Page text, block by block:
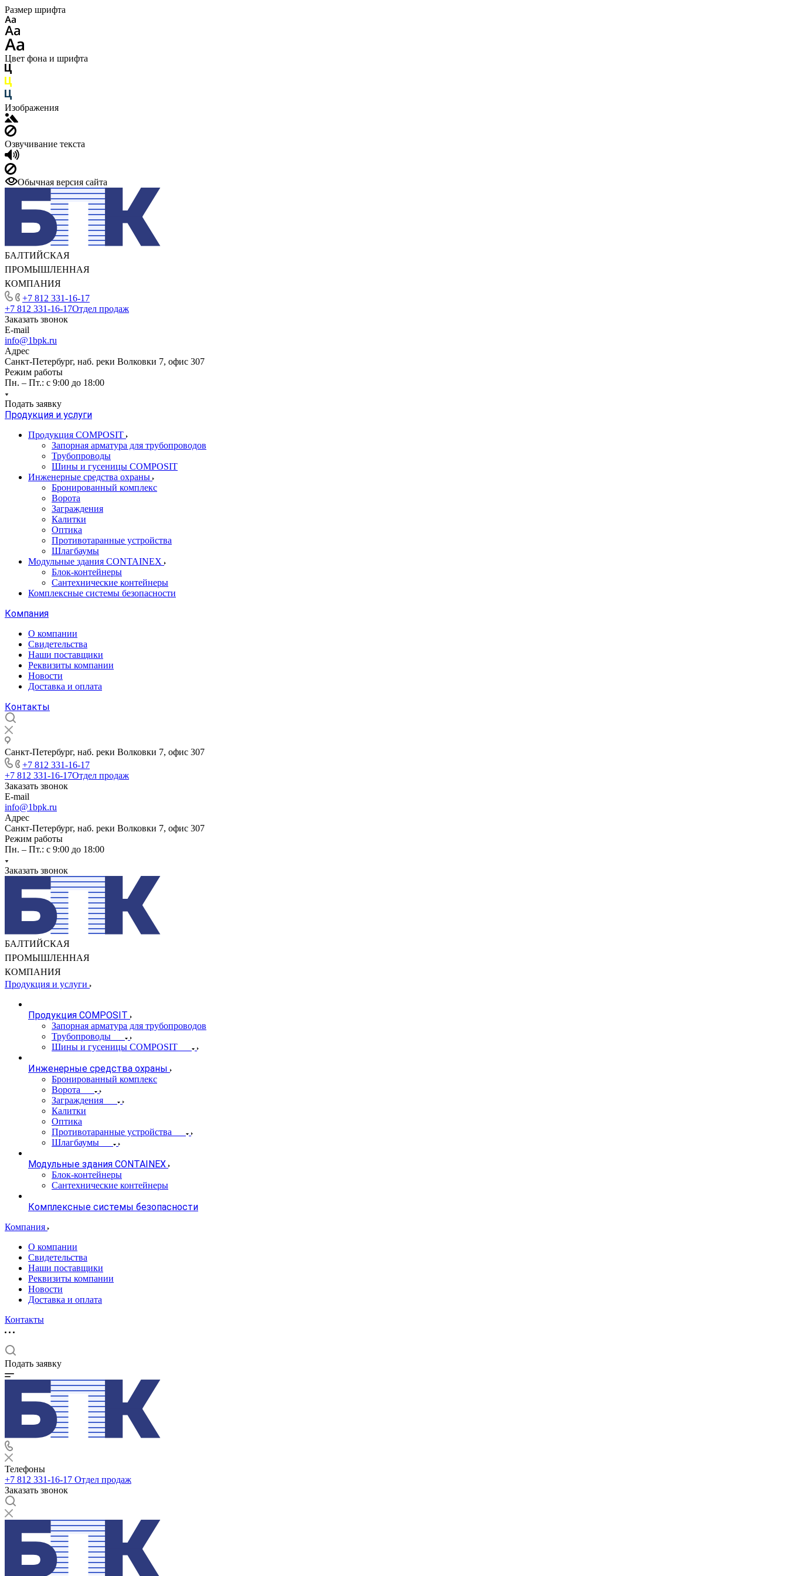
Размер шрифта
Цвет фона и шрифта
Изображения
Озвучивание текста
Обычная версия сайта
БАЛТИЙСКАЯ
ПРОМЫШЛЕННАЯ
КОМПАНИЯ
+7 812 331-16-17
+7 812 331-16-17Отдел продаж
Заказать звонок
E-mail
info@1bpk.ru
Адрес
Санкт-Петербург, наб. реки Волковки 7, офис 307
Режим работы
Пн. – Пт.: с 9:00 до 18:00
Подать заявку
Продукция и услуги
Продукция COMPOSIT
Запорная арматура для трубопроводов
Трубопроводы
Шины и гусеницы COMPOSIT
Инженерные средства охраны
Бронированный комплекс
Ворота
Заграждения
Калитки
Оптика
Противотаранные устройства
Шлагбаумы
Модульные здания CONTAINEX
Блок-контейнеры
Сантехнические контейнеры
Комплексные системы безопасности
Компания
О компании
Свидетельства
Наши поставщики
Реквизиты компании
Новости
Доставка и оплата
Контакты
Санкт-Петербург, наб. реки Волковки 7, офис 307
+7 812 331-16-17
+7 812 331-16-17Отдел продаж
Заказать звонок
E-mail
info@1bpk.ru
Адрес
Санкт-Петербург, наб. реки Волковки 7, офис 307
Режим работы
Пн. – Пт.: с 9:00 до 18:00
Заказать звонок
БАЛТИЙСКАЯ
ПРОМЫШЛЕННАЯ
КОМПАНИЯ
Продукция и услуги
Продукция COMPOSIT
Запорная арматура для трубопроводов
Трубопроводы
Шины и гусеницы COMPOSIT
Инженерные средства охраны
Бронированный комплекс
Ворота
Заграждения
Калитки
Оптика
Противотаранные устройства
Шлагбаумы
Модульные здания CONTAINEX
Блок-контейнеры
Сантехнические контейнеры
Комплексные системы безопасности
Компания
О компании
Свидетельства
Наши поставщики
Реквизиты компании
Новости
Доставка и оплата
Контакты
Подать заявку
Телефоны
+7 812 331-16-17 Отдел продаж
Заказать звонок